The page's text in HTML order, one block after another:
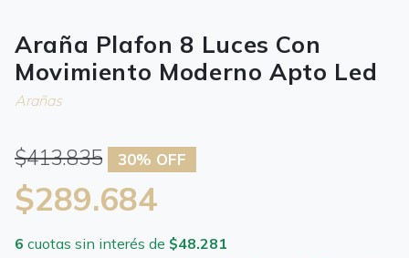
Araña Plafon 8 Luces Con
Movimiento Moderno Apto Led
Arañas
$413.835 30% OFF
$289.684
6 cuotas sin interés de $48.281